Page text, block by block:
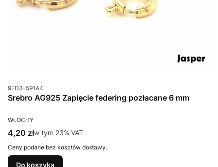
Kod produktu
9FD3-591A4
Srebro AG925 Zapięcie federing pozłacane 6 mm
PRODUCENT
WŁOCHY
Cena brutto
4,20 złw tym %s VAT
w tym 23% VAT
Ceny podane bez kosztów dostawy.
Do koszyka